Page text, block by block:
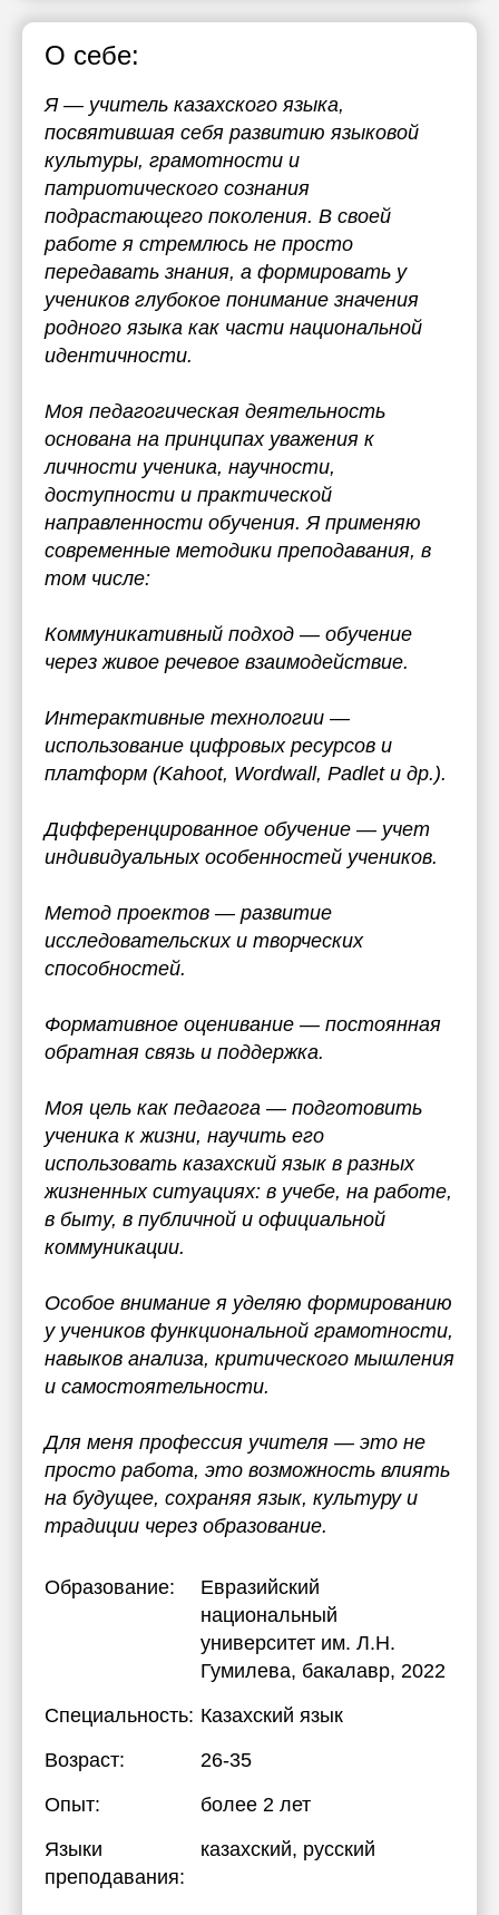
О себе:
Я — учитель казахского языка,
посвятившая себя развитию языковой
культуры, грамотности и
патриотического сознания
подрастающего поколения. В своей
работе я стремлюсь не просто
передавать знания, а формировать у
учеников глубокое понимание значения
родного языка как части национальной
идентичности.
Моя педагогическая деятельность
основана на принципах уважения к
личности ученика, научности,
доступности и практической
направленности обучения. Я применяю
современные методики преподавания, в
том числе:
Коммуникативный подход — обучение
через живое речевое взаимодействие.
Интерактивные технологии —
использование цифровых ресурсов и
платформ (Kahoot, Wordwall, Padlet и др.).
Дифференцированное обучение — учет
индивидуальных особенностей учеников.
Метод проектов — развитие
исследовательских и творческих
способностей.
Формативное оценивание — постоянная
обратная связь и поддержка.
Моя цель как педагога — подготовить
ученика к жизни, научить его
использовать казахский язык в разных
жизненных ситуациях: в учебе, на работе,
в быту, в публичной и официальной
коммуникации.
Особое внимание я уделяю формированию
у учеников функциональной грамотности,
навыков анализа, критического мышления
и самостоятельности.
Для меня профессия учителя — это не
просто работа, это возможность влиять
на будущее, сохраняя язык, культуру и
традиции через образование.
Образование:
Евразийский
национальный
университет им. Л.Н.
Гумилева, бакалавр, 2022
Специальность: Казахский язык
Возраст:
26-35
Опыт:
более 2 лет
Языки
преподавания:
казахский, русский